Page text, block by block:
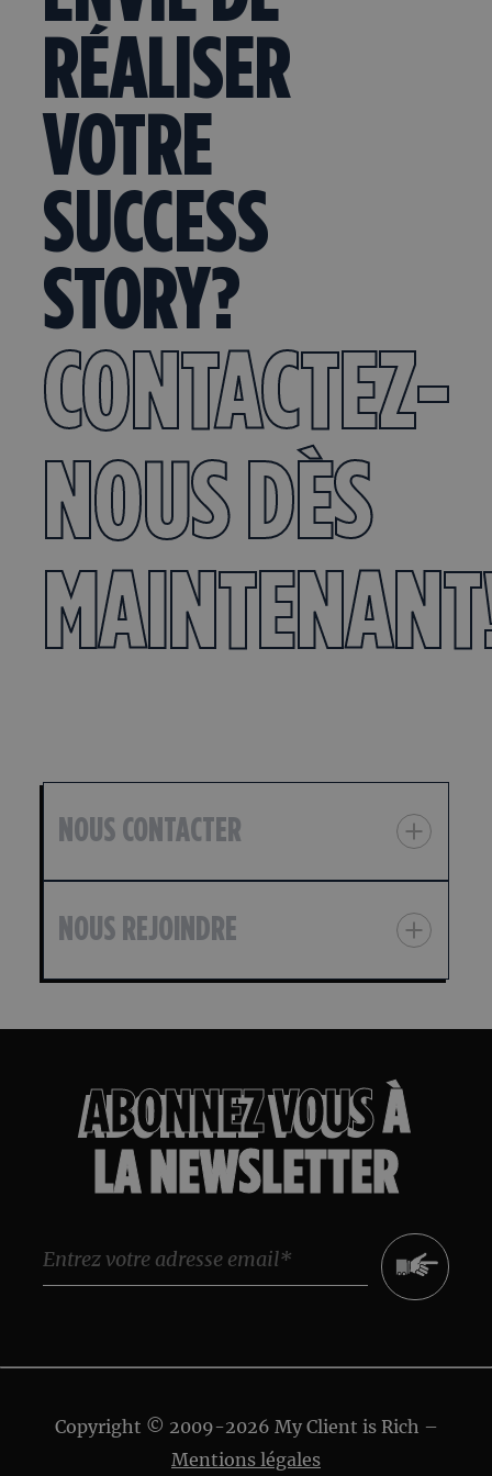
RÉALISER
VOTRE
SUCCESS
STORY?
CONTACTEZ-
NOUS DÈS
NOUS CONTACTER
Message
NOUS REJOINDRE
Type de contrat*
ABONNEZ VOUSÀ
LA NEWSLETTER
Copyright © 2009-2026 My Client is Rich –
Mentions légales